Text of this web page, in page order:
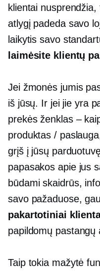
klientai
atlygį padeda savo
laikytis savo
laimėsite klientų
Jei žmonės jumis
iš jūsų. Ir jei jie yra
prekės ženklas –
produktas /
grįš į jūsų
papasakos apie jus
būdami skaidrūs,
savo pažaduose,
pakartotiniai
papildomų pastangų
Taip tokia mažytė